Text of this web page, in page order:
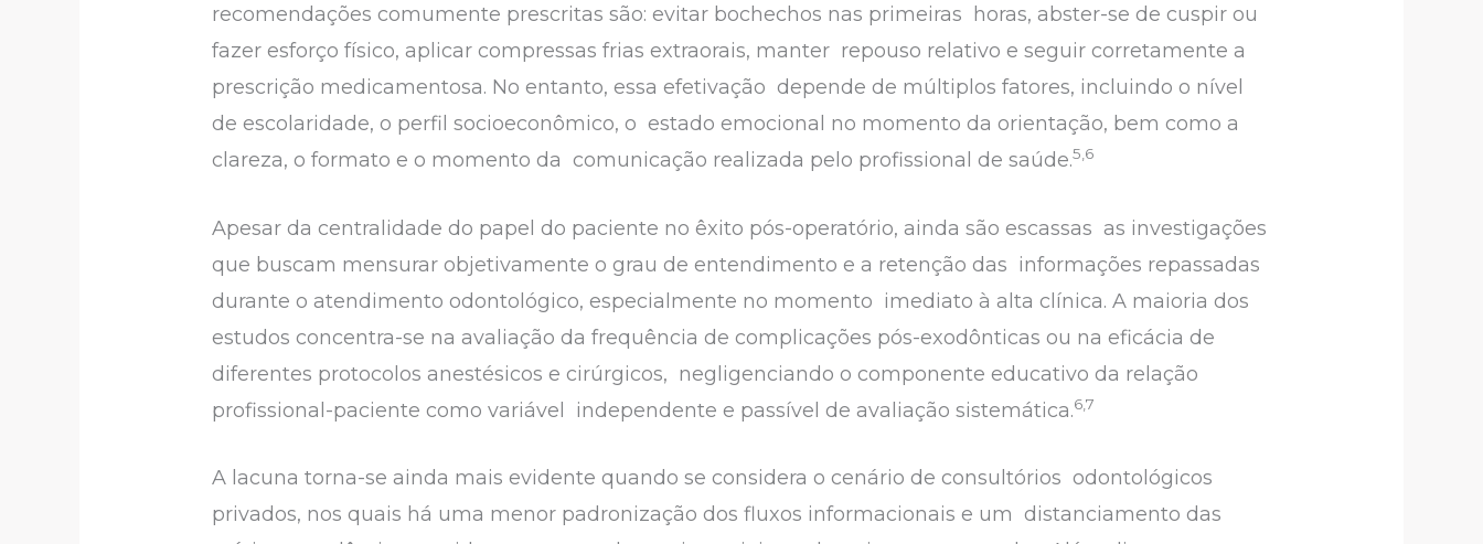
recomendações comumente prescritas são: evitar bochechos nas primeiras horas, abster-se de cuspir ou
fazer esforço físico, aplicar compressas frias extraorais, manter repouso relativo e seguir corretamente a
prescrição medicamentosa. No entanto, essa efetivação depende de múltiplos fatores, incluindo o nível
de escolaridade, o perfil socioeconômico, o estado emocional no momento da orientação, bem como a
clareza, o formato e o momento da comunicação realizada pelo profissional de saúde.5,6
Apesar da centralidade do papel do paciente no êxito pós-operatório, ainda são escassas as investigações
que buscam mensurar objetivamente o grau de entendimento e a retenção das informações repassadas
durante o atendimento odontológico, especialmente no momento imediato à alta clínica. A maioria dos
estudos concentra-se na avaliação da frequência de complicações pós-exodônticas ou na eficácia de
diferentes protocolos anestésicos e cirúrgicos, negligenciando o componente educativo da relação
profissional-paciente como variável independente e passível de avaliação sistemática.6,7
A lacuna torna-se ainda mais evidente quando se considera o cenário de consultórios odontológicos
privados, nos quais há uma menor padronização dos fluxos informacionais e um distanciamento das